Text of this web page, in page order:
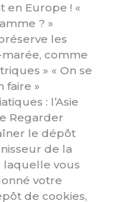
en Europe ! «
? »
les
comme
» « On se
faire »
: l’Asie
Regarder
le dépôt
de la
laquelle vous
votre
de cookies,